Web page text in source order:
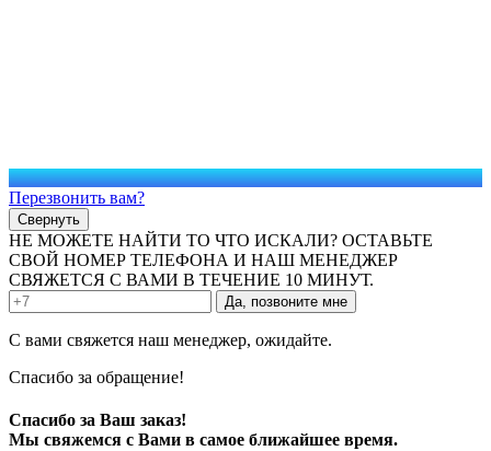
Перезвонить вам?
Свернуть
НЕ МОЖЕТЕ НАЙТИ ТО ЧТО ИСКАЛИ? ОСТАВЬТЕ
СВОЙ НОМЕР ТЕЛЕФОНА И НАШ МЕНЕДЖЕР
СВЯЖЕТСЯ С ВАМИ В ТЕЧЕНИЕ 10 МИНУТ.
Да, позвоните мне
С вами свяжется наш менеджер, ожидайте.
Спасибо за обращение!
Спасибо за Ваш заказ!
Мы свяжемся с Вами в самое ближайшее время.